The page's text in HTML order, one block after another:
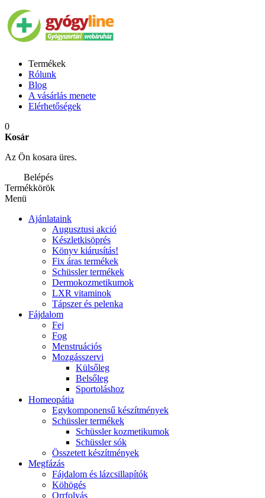
Termékek
Rólunk
Blog
A vásárlás menete
Elérhetőségek
0
Kosár
Az Ön kosara üres.
Belépés
Termékkörök
Menü
Ajánlataink
Augusztusi akció
Készletkisöprés
Könyv kiárusítás!
Fix áras termékek
Schüssler termékek
Dermokozmetikumok
LXR vitaminok
Tápszer és pelenka
Fájdalom
Fej
Fog
Menstruációs
Mozgásszervi
Külsőleg
Belsőleg
Sportoláshoz
Homeopátia
Egykomponensű készítmények
Schüssler termékek
Schüssler kozmetikumok
Schüssler sók
Összetett készítmények
Megfázás
Fájdalom és lázcsillapítók
Köhögés
Orrfolyás